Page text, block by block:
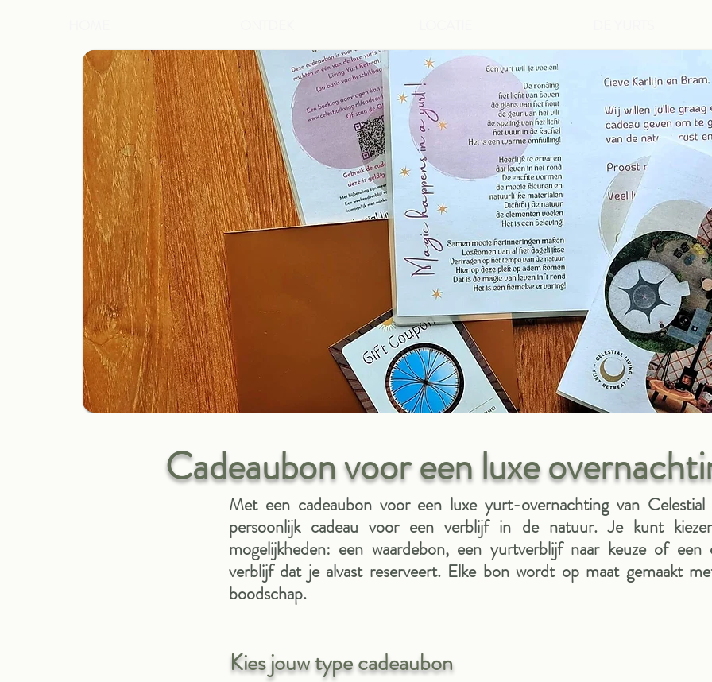
Cadeaubon voor een luxe
Met een cadeaubon voor een luxe yurt-overnachting van
persoonlijk cadeau voor een verblijf in de natuur. Je kunt
mogelijkheden: een waardebon, een yurtverblijf naar keuze of een
verblijf dat je alvast reserveert. Elke bon wordt op maat gemaakt
boodschap.
Kies jouw type cadeaubon